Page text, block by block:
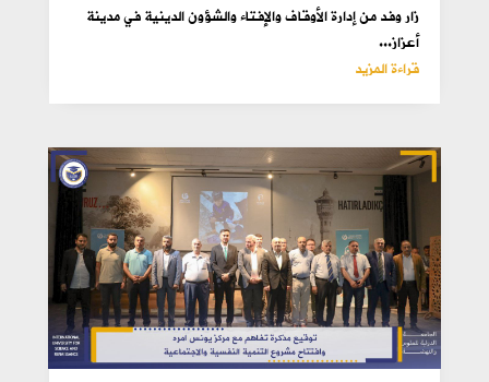
زار وفد من إدارة الأوقاف والإفتاء والشؤون الدينية في مدينة
أعزاز...
قراءة المزيد